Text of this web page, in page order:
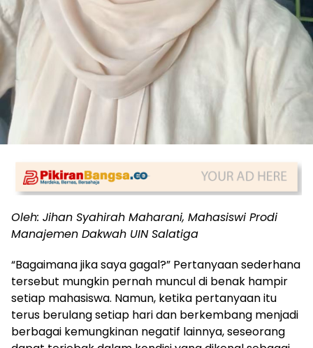
Oleh: Jihan Syahirah Maharani, Mahasiswi Prodi
Manajemen Dakwah UIN Salatiga
“Bagaimana jika saya gagal?” Pertanyaan sederhana
tersebut mungkin pernah muncul di benak hampir
setiap mahasiswa. Namun, ketika pertanyaan itu
terus berulang setiap hari dan berkembang menjadi
berbagai kemungkinan negatif lainnya, seseorang